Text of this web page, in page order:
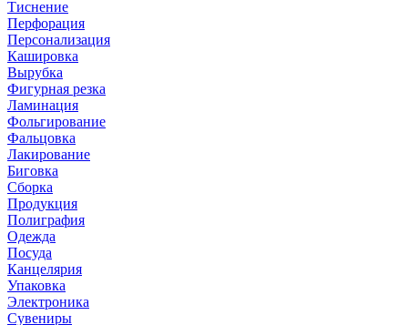
Тиснение
Перфорация
Персонализация
Кашировка
Вырубка
Фигурная резка
Ламинация
Фольгирование
Фальцовка
Лакирование
Биговка
Сборка
Продукция
Полиграфия
Одежда
Посуда
Канцелярия
Упаковка
Электроника
Сувениры